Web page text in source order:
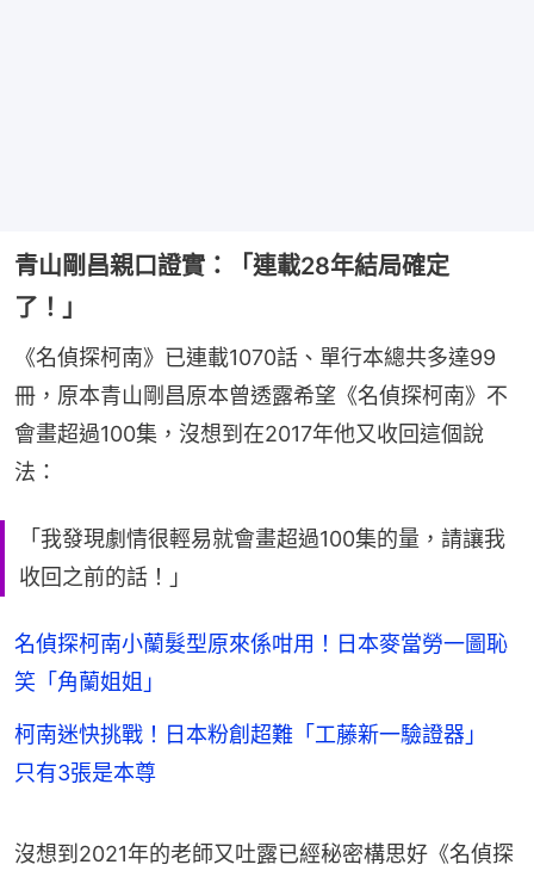
青山剛昌親口證實：「連載28年結局確定
了！」
《名偵探柯南》已連載1070話、單行本總共多達99
冊，原本青山剛昌原本曾透露希望《名偵探柯南》不
會畫超過100集，沒想到在2017年他又收回這個說
法：
「我發現劇情很輕易就會畫超過100集的量，請讓我
收回之前的話！」
名偵探柯南小蘭髮型原來係咁用！日本麥當勞一圖恥
笑「角蘭姐姐」
柯南迷快挑戰！日本粉創超難「工藤新一驗證器」
只有3張是本尊
沒想到2021年的老師又吐露已經秘密構思好《名偵探